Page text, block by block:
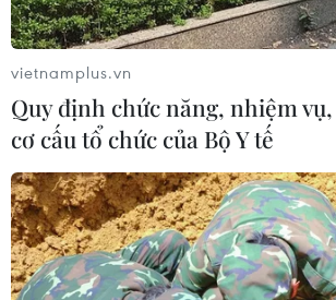
vietnamplus.vn
Quy định chức năng, nhiệm
cơ cấu tổ chức của Bộ Y tế